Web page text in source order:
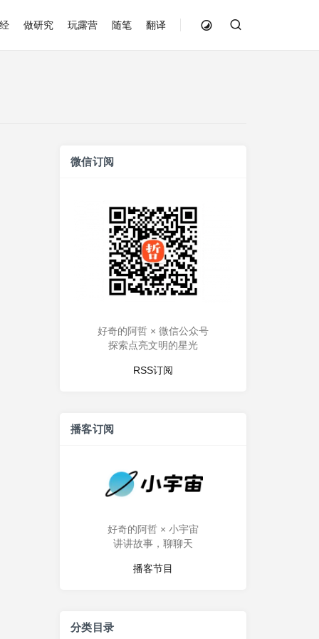
做研究 玩露营 随笔 翻译
微信订阅
好奇的阿哲 × 微信公众号
探索点亮文明的星光
RSS订阅
播客订阅
好奇的阿哲 × 小宇宙
讲讲故事，聊聊天
播客节目
分类目录